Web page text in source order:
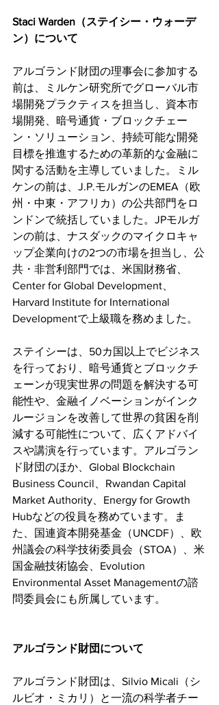
Staci Warden（ステイシー・ウォーデ
ン）について
アルゴランド財団の理事会に参加する
前は、ミルケン研究所でグローバル市
場開発プラクティスを担当し、資本市
場開発、暗号通貨・ブロックチェー
ン・ソリューション、持続可能な開発
目標を推進するための革新的な金融に
関する活動を主導していました。ミル
ケンの前は、J.P.モルガンのEMEA（欧
州・中東・アフリカ）の公共部門をロ
ンドンで統括していました。JPモルガ
ンの前は、ナスダックのマイクロキャ
ップ企業向けの2つの市場を担当し、公
共・非営利部門では、米国財務省、
Center for Global Development、
Harvard Institute for International
Developmentで上級職を務めました。
ステイシーは、50カ国以上でビジネス
を行っており、暗号通貨とブロックチ
ェーンが現実世界の問題を解決する可
能性や、金融イノベーションがインク
ルージョンを改善して世界の貧困を削
減する可能性について、広くアドバイ
スや講演を行っています。アルゴラン
ド財団のほか、Global Blockchain
Business Council、Rwandan Capital
Market Authority、Energy for Growth
Hubなどの役員を務めています。ま
た、国連資本開発基金（UNCDF）、欧
州議会の科学技術委員会（STOA）、米
国金融技術協会、Evolution
Environmental Asset Managementの諮
問委員会にも所属しています。
アルゴランド財団について
アルゴランド財団は、Silvio Micali（シ
ルビオ・ミカリ）と一流の科学者チー